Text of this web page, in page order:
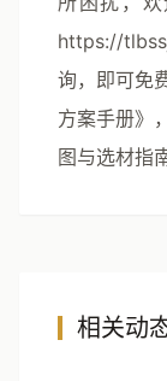
https://
询，即可免
方案手册》
图与选材指
相关动